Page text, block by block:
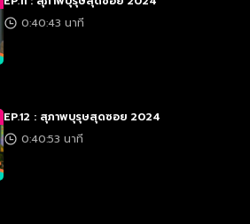
0:40:43 นาที
EP.12 : สุภาพบุรุษสุดซอย 2024
0:40:53 นาที